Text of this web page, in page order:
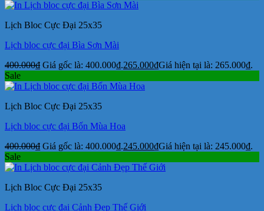
Lịch Bloc Cực Đại 25x35
Lịch bloc cực đại Bìa Sơn Mài
400.000₫ Giá gốc là: 400.000₫.265.000₫Giá hiện tại là: 265.000₫.
Sale
Lịch Bloc Cực Đại 25x35
Lịch bloc cực đại Bốn Mùa Hoa
400.000₫ Giá gốc là: 400.000₫.245.000₫Giá hiện tại là: 245.000₫.
Sale
Lịch Bloc Cực Đại 25x35
Lịch bloc cực đại Cảnh Đẹp Thế Giới